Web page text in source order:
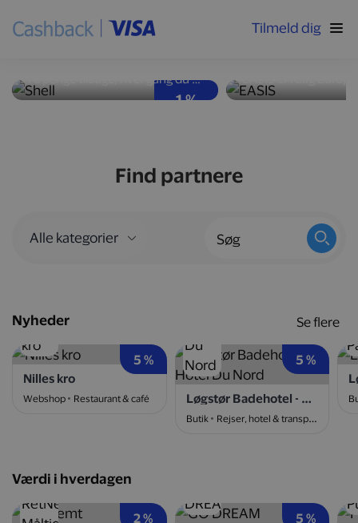
Tilmeld dig
1 %
Høj ydeevne og god
Få penge tilbage, hver gang du tanker bilen op hos Shell-stationer landet over.
Nyd velsmag
Find partnere
Nyheder
5 %
Nilles kro
Webshop Restaurant & café
5 %
Løgstør Badehotel - Hotel Du Nord
Butik Rejser, hotel & transport
Se flere
Værdi i hverdagen
2 % 5 %